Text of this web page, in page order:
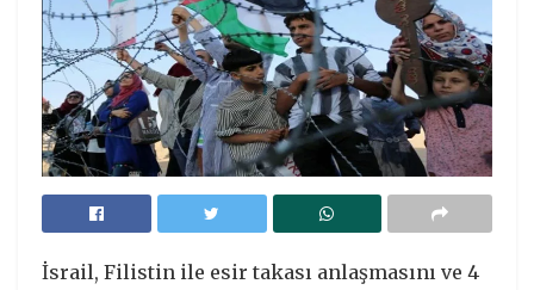
İsrail, Filistin ile esir takası anlaşmasını ve 4